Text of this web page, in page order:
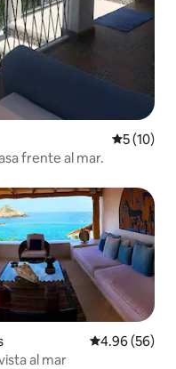
5 (10)
frente al mar.
Calificación
4.96 (56)
al mar